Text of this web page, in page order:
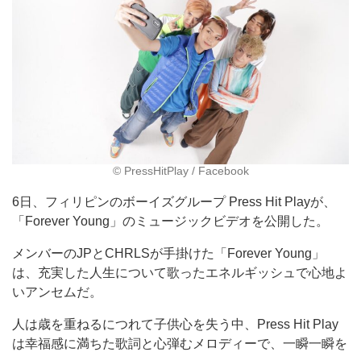
©︎ PressHitPlay / Facebook
6日、フィリピンのボーイズグループ Press Hit Playが、
「Forever Young」のミュージックビデオを公開した。
メンバーのJPとCHRLSが手掛けた「Forever Young」
は、充実した人生について歌ったエネルギッシュで心地よ
いアンセムだ。
人は歳を重ねるにつれて子供心を失う中、Press Hit Play
は幸福感に満ちた歌詞と心弾むメロディーで、一瞬一瞬を